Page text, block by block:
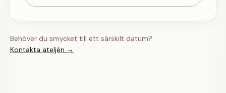
Behöver du smycket till ett särskilt datum?
Kontakta ateljén →